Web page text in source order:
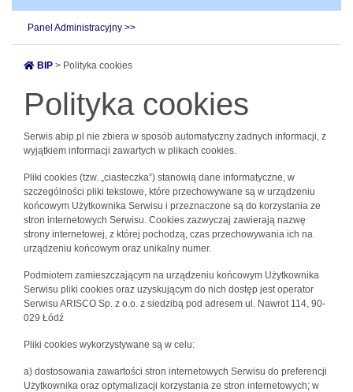
Panel Administracyjny >>
BIP > Polityka cookies
Polityka cookies
Serwis abip.pl nie zbiera w sposób automatyczny żadnych informacji, z
wyjątkiem informacji zawartych w plikach cookies.
Pliki cookies (tzw. „ciasteczka”) stanowią dane informatyczne, w
szczególności pliki tekstowe, które przechowywane są w urządzeniu
końcowym Użytkownika Serwisu i przeznaczone są do korzystania ze
stron internetowych Serwisu. Cookies zazwyczaj zawierają nazwę
strony internetowej, z której pochodzą, czas przechowywania ich na
urządzeniu końcowym oraz unikalny numer.
Podmiotem zamieszczającym na urządzeniu końcowym Użytkownika
Serwisu pliki cookies oraz uzyskującym do nich dostęp jest operator
Serwisu ARISCO Sp. z o.o. z siedzibą pod adresem ul. Nawrot 114, 90-
029 Łódź
Pliki cookies wykorzystywane są w celu:
a) dostosowania zawartości stron internetowych Serwisu do preferencji
Użytkownika oraz optymalizacji korzystania ze stron internetowych; w